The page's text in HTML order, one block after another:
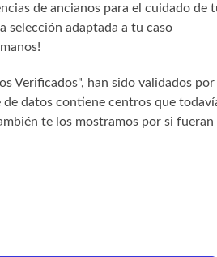
de ancianos para el cuidado de
selección adaptada a tu caso
Verificados", han sido validados por
datos contiene centros que
te los mostramos por si fueran